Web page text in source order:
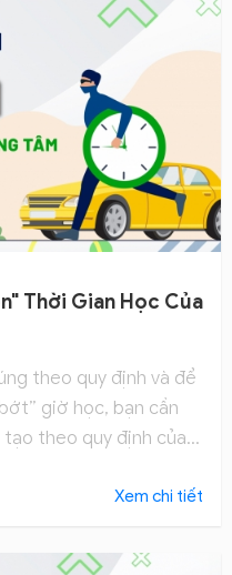
Thời Gian Học Của
theo quy định và để
giờ học, bạn cần
theo quy định của
Xem chi tiết